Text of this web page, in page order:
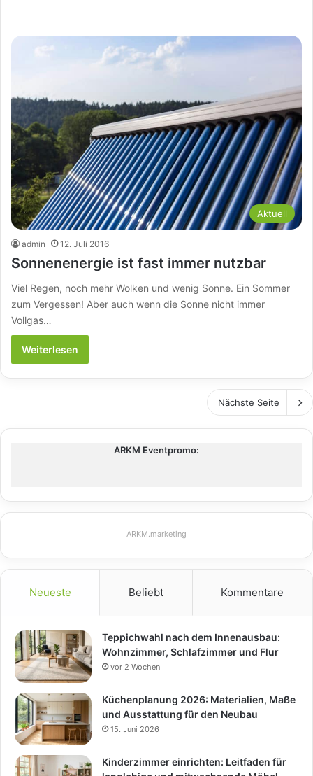
Aktuell
admin 12. Juli 2016
Sonnenenergie ist fast immer nutzbar
Viel Regen, noch mehr Wolken und wenig Sonne. Ein Sommer
zum Vergessen! Aber auch wenn die Sonne nicht immer
Vollgas…
Weiterlesen
Nächste Seite
ARKM Eventpromo:
ARKM.marketing
Neueste Beliebt Kommentare
Teppichwahl nach dem Innenausbau:
Wohnzimmer, Schlafzimmer und Flur
vor 2 Wochen
Küchenplanung 2026: Materialien, Maße
und Ausstattung für den Neubau
15. Juni 2026
Kinderzimmer einrichten: Leitfaden für